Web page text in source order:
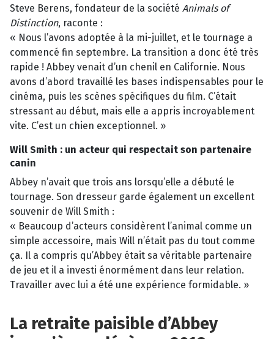
Steve Berens, fondateur de la société Animals of
Distinction, raconte :
« Nous l’avons adoptée à la mi-juillet, et le tournage a
commencé fin septembre. La transition a donc été très
rapide ! Abbey venait d’un chenil en Californie. Nous
avons d’abord travaillé les bases indispensables pour le
cinéma, puis les scènes spécifiques du film. C’était
stressant au début, mais elle a appris incroyablement
vite. C’est un chien exceptionnel. »
Will Smith : un acteur qui respectait son partenaire
canin
Abbey n’avait que trois ans lorsqu’elle a débuté le
tournage. Son dresseur garde également un excellent
souvenir de Will Smith :
« Beaucoup d’acteurs considèrent l’animal comme un
simple accessoire, mais Will n’était pas du tout comme
ça. Il a compris qu’Abbey était sa véritable partenaire
de jeu et il a investi énormément dans leur relation.
Travailler avec lui a été une expérience formidable. »
La retraite paisible d’Abbey